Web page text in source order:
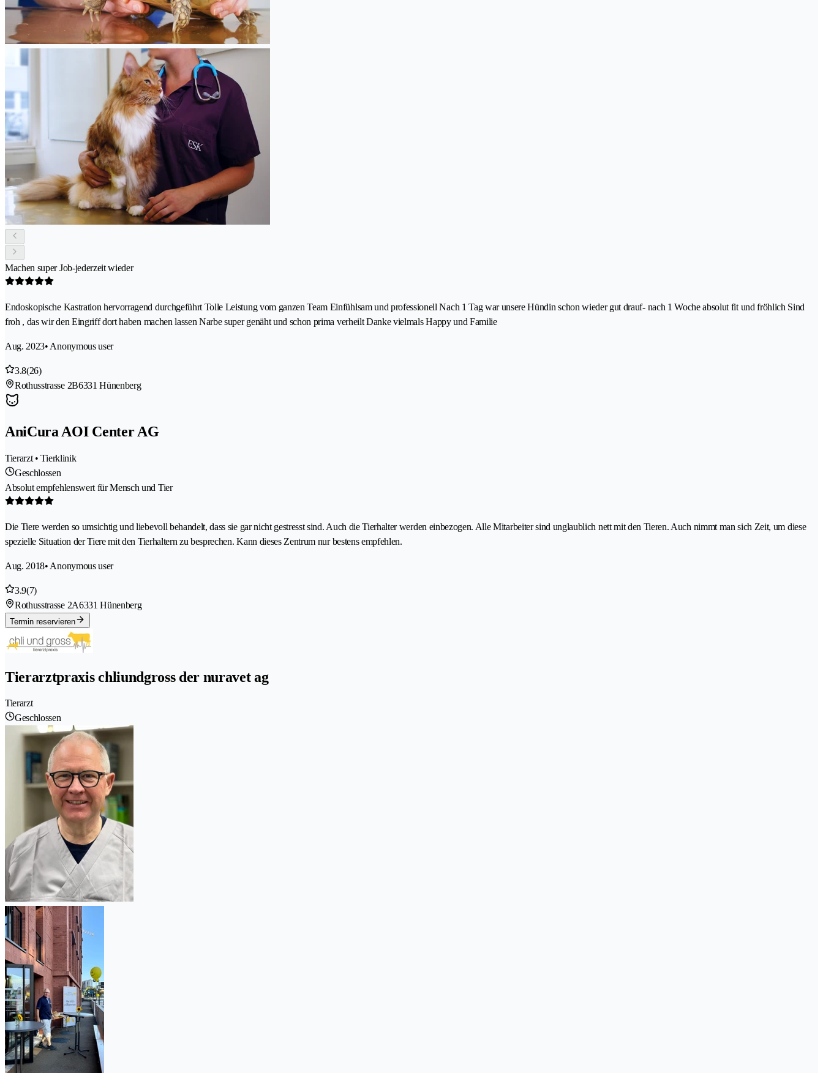
Machen super Job-jederzeit wieder
Endoskopische Kastration hervorragend durchgeführt Tolle Leistung vom ganzen Team Einfühlsam und professionell Nach 1 Tag war unsere Hündin schon wieder gut drauf- nach 1 Woche absolut fit und fröhlich Sind
froh , das wir den Eingriff dort haben machen lassen Narbe super genäht und schon prima verheilt Danke vielmals Happy und Familie
Aug. 2023• Anonymous user
3.8(26)
Rothusstrasse 2B6331 Hünenberg
AniCura AOI Center AG
Tierarzt • Tierklinik
Geschlossen
Absolut empfehlenswert für Mensch und Tier
Die Tiere werden so umsichtig und liebevoll behandelt, dass sie gar nicht gestresst sind. Auch die Tierhalter werden einbezogen. Alle Mitarbeiter sind unglaublich nett mit den Tieren. Auch nimmt man sich Zeit, um diese
spezielle Situation der Tiere mit den Tierhaltern zu besprechen. Kann dieses Zentrum nur bestens empfehlen.
Aug. 2018• Anonymous user
3.9(7)
Rothusstrasse 2A6331 Hünenberg
Termin reservieren
Tierarztpraxis chliundgross der nuravet ag
Tierarzt
Geschlossen